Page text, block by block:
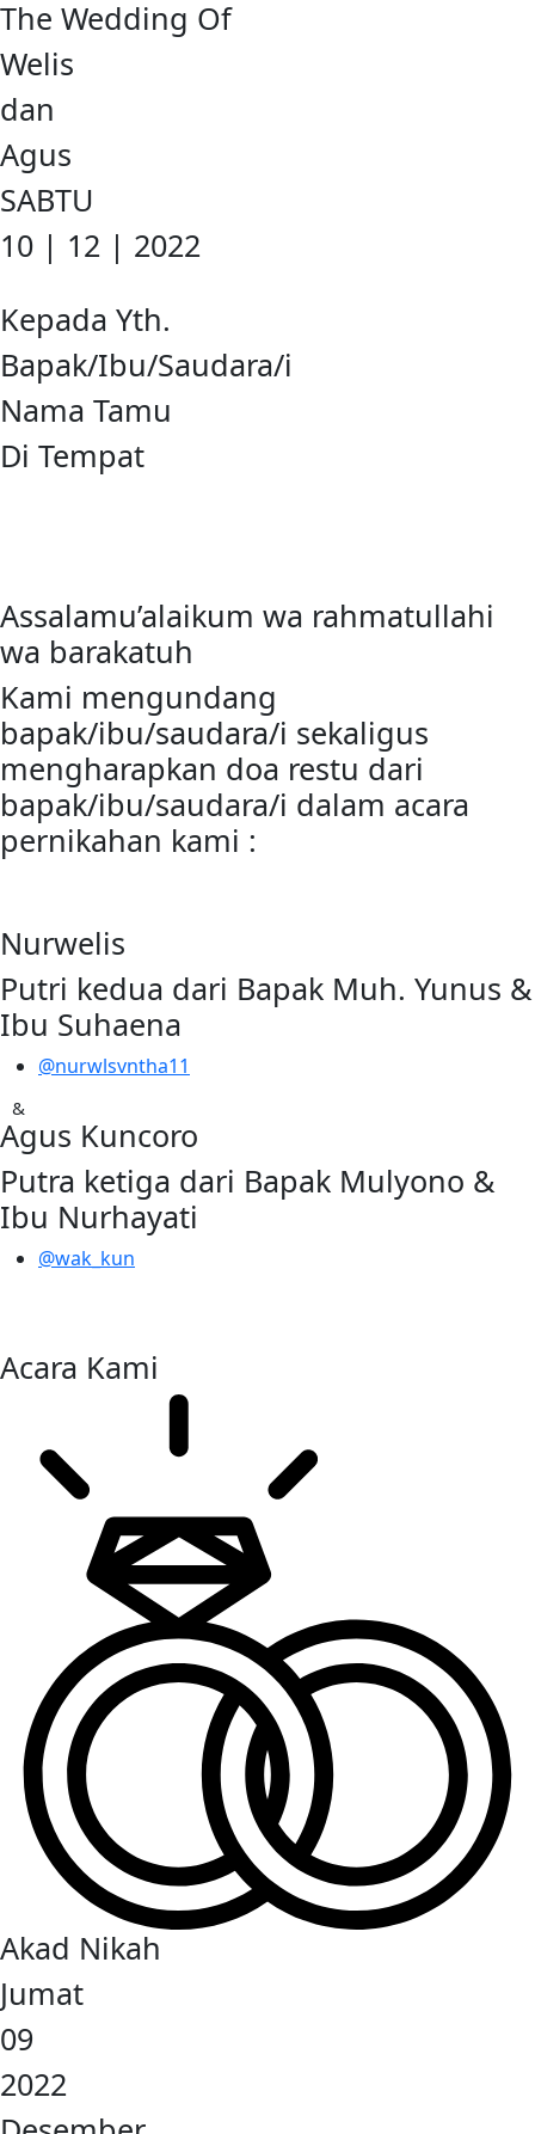
The Wedding Of
Welis
dan
Agus
SABTU
10 | 12 | 2022
Kepada Yth.
Bapak/Ibu/Saudara/i
Nama Tamu
Di Tempat
Assalamu’alaikum wa rahmatullahi
wa barakatuh
Kami mengundang
bapak/ibu/saudara/i sekaligus
mengharapkan doa restu dari
bapak/ibu/saudara/i dalam acara
pernikahan kami :
Nurwelis
Putri kedua dari Bapak Muh. Yunus &
Ibu Suhaena
@nurwlsvntha11
&
Agus Kuncoro
Putra ketiga dari Bapak Mulyono &
Ibu Nurhayati
@wak_kun
Acara Kami
Akad Nikah
Jumat
09
2022